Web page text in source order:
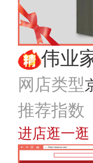
伟业
网店类型
推荐指数
进店逛一逛